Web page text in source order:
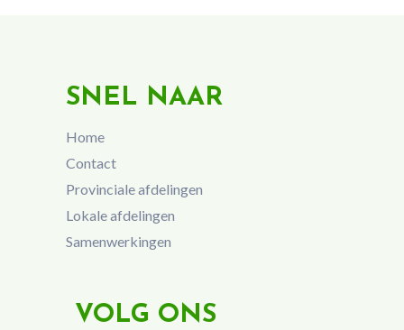
SNEL NAAR
Home
Contact
Provinciale afdelingen
Lokale afdelingen
Samenwerkingen
VOLG ONS